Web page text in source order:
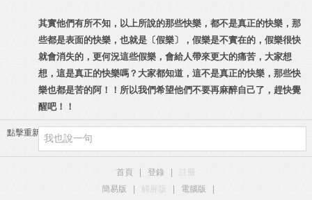
其實他們有所不知，以上所說的那些快樂，都不是真正的快樂，那
些都是表面的快樂，也就是〔假樂〕，假樂是不實在的，假樂很快
就會消失的，更何況這些假樂，會給人帶來更大的痛苦，大家想
想，這是真正的快樂嗎？大家都知道，這不是真正的快樂，那些快
樂也都是苦的阿！！所以我們希望他們不要再麻醉自己了，趕快覺
醒吧！！
點擊重新加載
首頁 登錄
簡易版
觸屏版 電腦版